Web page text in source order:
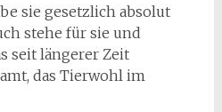
sie gesetzlich absolut
stehe für sie und
seit längerer Zeit
das Tierwohl im